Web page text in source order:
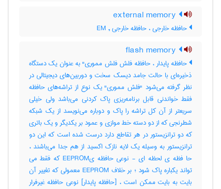
حافظه خارجی ، حافظه خارجی , EM
حافظه پایدار ، حافظه فلش فلش مموری" به عنوان یک دستگاه
ذخیره‌ای با حالت جامد دیسک سخت و دوربین‌های دیجیتالی در
نظر گرفته می‌شود "فلش مموری" یک نوع از تراشه‌های حافظه
فقط خواندنی قابل برنامه‌ریزی پاک کردنی می‌باشد ولی خیلی
سریعتر از آن کل تراشه را پاک و دوباره می‌نویسد از یک شبکه
شطرنجی که از دو دسته خط موازی و عمود بر یکدیگر و یک باتری‌
که دو ترانزیستور در هر تقاطع دارد درست شده است که این دو
ترانزیستور به وسیله یک لایه نازک اکسید از هم جدا می‌باشند ،
حا فظه ی لحظه ای - نوعی حافظه یEEPROM که فقط می
تواند یکباره پاک شود ؛ بر خلاف EEPROM معمولی که تغییر آن
بایت به بایت ممکن است ، [حافظه پایدار] نوعی حافظه غیرفرار